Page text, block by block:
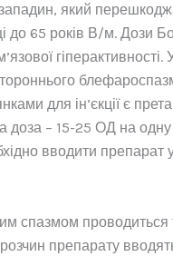
який
65 років В/м. Дози
для ін’єкції є
– 15-25 ОД на одну
вводити
спазмом
препарату